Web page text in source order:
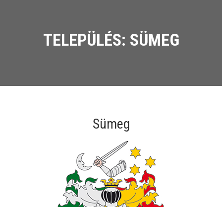
TELEPÜLÉS: SÜMEG
Sümeg